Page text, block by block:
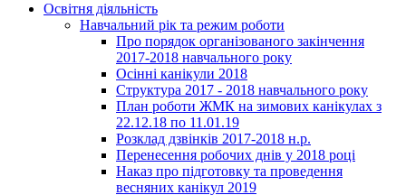
Освітня діяльність
Навчальний рік та режим роботи
Про порядок організованого закінчення
2017-2018 навчального року
Осінні канікули 2018
Структура 2017 - 2018 навчального року
План роботи ЖМК на зимових канікулах з
22.12.18 по 11.01.19
Розклад дзвінків 2017-2018 н.р.
Перенесення робочих днів у 2018 році
Наказ про підготовку та проведення
весняних канікул 2019